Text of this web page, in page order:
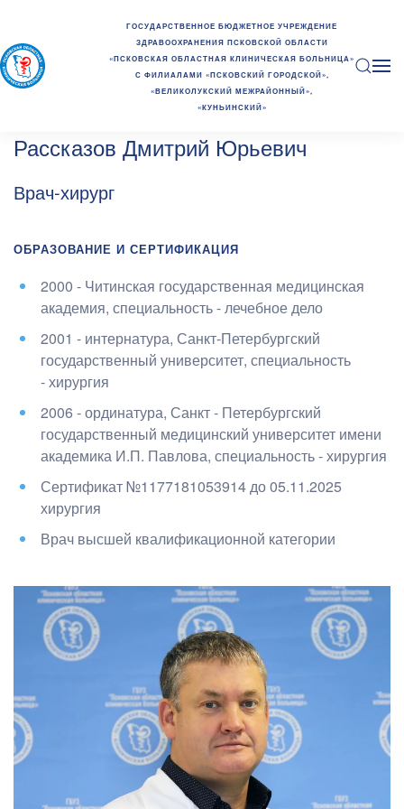
ГОСУДАРСТВЕННОЕ БЮДЖЕТНОЕ УЧРЕЖДЕНИЕ
ЗДРАВООХРАНЕНИЯ ПСКОВСКОЙ ОБЛАСТИ
«ПСКОВСКАЯ ОБЛАСТНАЯ КЛИНИЧЕСКАЯ БОЛЬНИЦА»
С ФИЛИАЛАМИ «ПСКОВСКИЙ ГОРОДСКОЙ»,
«ВЕЛИКОЛУКСКИЙ МЕЖРАЙОННЫЙ»,
«КУНЬИНСКИЙ»
Рассказов Дмитрий Юрьевич
Врач-хирург
ОБРАЗОВАНИЕ И СЕРТИФИКАЦИЯ
2000 - Читинская государственная медицинская
академия, специальность - лечебное дело
2001 - интернатура, Санкт-Петербургский
государственный университет, специальность
- хирургия
2006 - ординатура, Санкт - Петербургский
государственный медицинский университет имени
академика И.П. Павлова, специальность - хирургия
Сертификат №1177181053914 до 05.11.2025
хирургия
Врач высшей квалификационной категории